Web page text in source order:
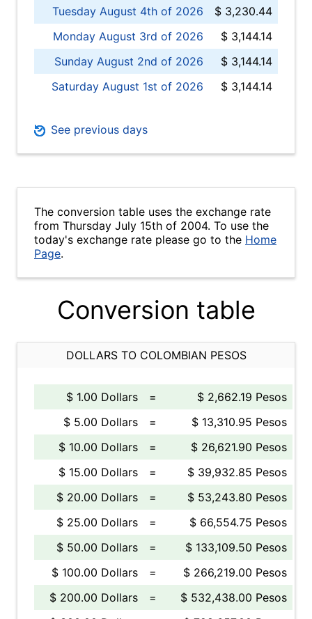
Tuesday August 4th of 2026
$ 3,230.44
Monday August 3rd of 2026
$ 3,144.14
Sunday August 2nd of 2026
$ 3,144.14
Saturday August 1st of 2026
$ 3,144.14
See previous days
The conversion table uses the exchange rate
from Thursday July 15th of 2004. To use the
today's exchange rate please go to the Home
Page.
Conversion table
DOLLARS TO COLOMBIAN PESOS
$ 1.00 Dollars =
$ 2,662.19 Pesos
$ 5.00 Dollars
=
$ 13,310.95 Pesos
$ 10.00 Dollars
=
$ 26,621.90 Pesos
$ 15.00 Dollars
=
$ 39,932.85 Pesos
$ 20.00 Dollars
=
$ 53,243.80 Pesos
$ 25.00 Dollars
=
$ 66,554.75 Pesos
$ 50.00 Dollars
=
$ 133,109.50 Pesos
$ 100.00 Dollars
=
$ 266,219.00 Pesos
$ 200.00 Dollars
=
$ 532,438.00 Pesos